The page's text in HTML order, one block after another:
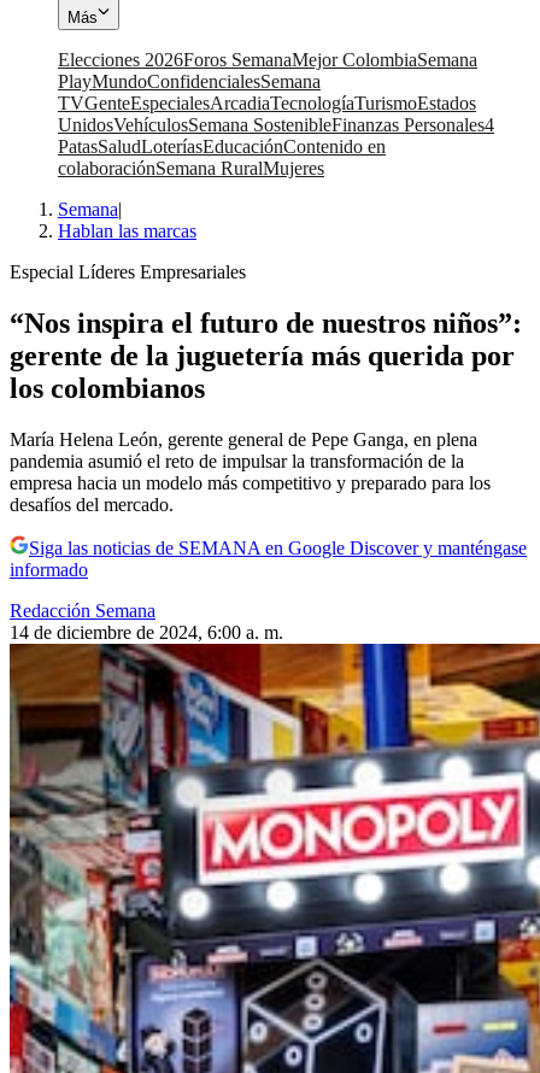
Más
Elecciones 2026Foros SemanaMejor ColombiaSemana
PlayMundoConfidencialesSemana
TVGenteEspecialesArcadiaTecnologíaTurismoEstados
UnidosVehículosSemana SostenibleFinanzas Personales4
PatasSaludLoteríasEducaciónContenido en
colaboraciónSemana RuralMujeres
Semana|
Hablan las marcas
Especial Líderes Empresariales
“Nos inspira el futuro de nuestros niños”:
gerente de la juguetería más querida por
los colombianos
María Helena León, gerente general de Pepe Ganga, en plena
pandemia asumió el reto de impulsar la transformación de la
empresa hacia un modelo más competitivo y preparado para los
desafíos del mercado.
Siga las noticias de SEMANA en Google Discover y manténgase
informado
Redacción Semana
14 de diciembre de 2024, 6:00 a. m.